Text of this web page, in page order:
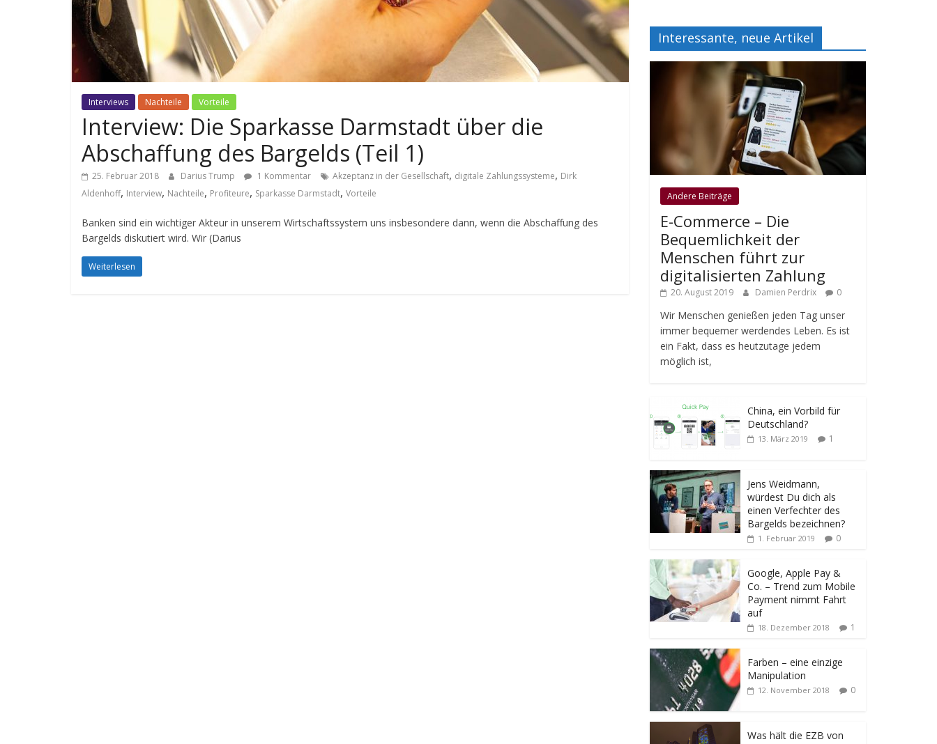
Interviews Nachteile Vorteile
Interview: Die Sparkasse Darmstadt über die
Abschaffung des Bargelds (Teil 1)
25. Februar 2018 Darius Trump 1 Kommentar Akzeptanz in der Gesellschaft, digitale Zahlungssysteme, Dirk
Aldenhoff, Interview, Nachteile, Profiteure, Sparkasse Darmstadt, Vorteile
Banken sind ein wichtiger Akteur in unserem Wirtschaftssystem uns insbesondere dann, wenn die Abschaffung des
Bargelds diskutiert wird. Wir (Darius
Weiterlesen
Interessante, neue Artikel
Andere Beiträge
E-Commerce – Die
Bequemlichkeit der
Menschen führt zur
digitalisierten Zahlung
20. August 2019 Damien Perdrix 0
Wir Menschen genießen jeden Tag unser
immer bequemer werdendes Leben. Es ist
ein Fakt, dass es heutzutage jedem
möglich ist,
China, ein Vorbild für
Deutschland?
13. März 2019 1
Jens Weidmann,
würdest Du dich als
einen Verfechter des
Bargelds bezeichnen?
1. Februar 2019 0
Google, Apple Pay &
Co. – Trend zum Mobile
Payment nimmt Fahrt
auf
18. Dezember 2018 1
Farben – eine einzige
Manipulation
12. November 2018 0
Was hält die EZB von